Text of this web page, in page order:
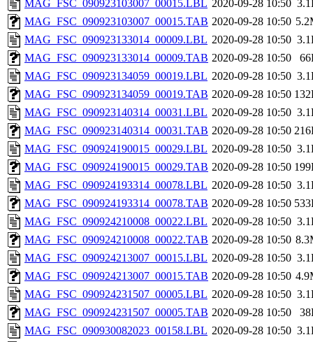
MAG_FSC_090923103007_00015.LBL 2020-09-28 10:50
MAG_FSC_090923103007_00015.TAB 2020-09-28 10:50
MAG_FSC_090923133014_00009.LBL 2020-09-28 10:50
MAG_FSC_090923133014_00009.TAB 2020-09-28 10:50
MAG_FSC_090923134059_00019.LBL 2020-09-28 10:50
MAG_FSC_090923134059_00019.TAB 2020-09-28 10:50
MAG_FSC_090923140314_00031.LBL 2020-09-28 10:50
MAG_FSC_090923140314_00031.TAB 2020-09-28 10:50
MAG_FSC_090924190015_00029.LBL 2020-09-28 10:50
MAG_FSC_090924190015_00029.TAB 2020-09-28 10:50
MAG_FSC_090924193314_00078.LBL 2020-09-28 10:50
MAG_FSC_090924193314_00078.TAB 2020-09-28 10:50
MAG_FSC_090924210008_00022.LBL 2020-09-28 10:50
MAG_FSC_090924210008_00022.TAB 2020-09-28 10:50
MAG_FSC_090924213007_00015.LBL 2020-09-28 10:50
MAG_FSC_090924213007_00015.TAB 2020-09-28 10:50
MAG_FSC_090924231507_00005.LBL 2020-09-28 10:50
MAG_FSC_090924231507_00005.TAB 2020-09-28 10:50
MAG_FSC_090930082023_00158.LBL 2020-09-28 10:50